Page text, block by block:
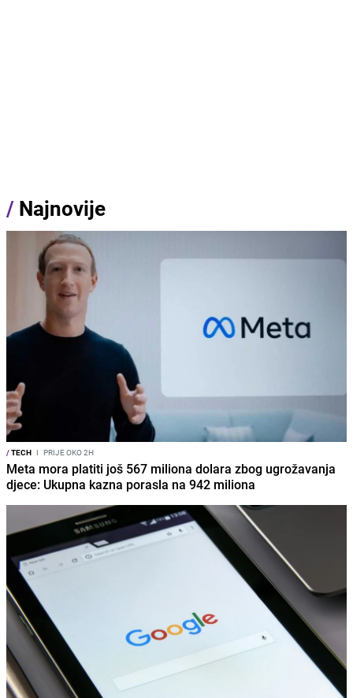
/ Najnovije
/TECH I PRIJE OKO 2H
Meta mora platiti još 567 miliona dolara zbog ugrožavanja
djece: Ukupna kazna porasla na 942 miliona